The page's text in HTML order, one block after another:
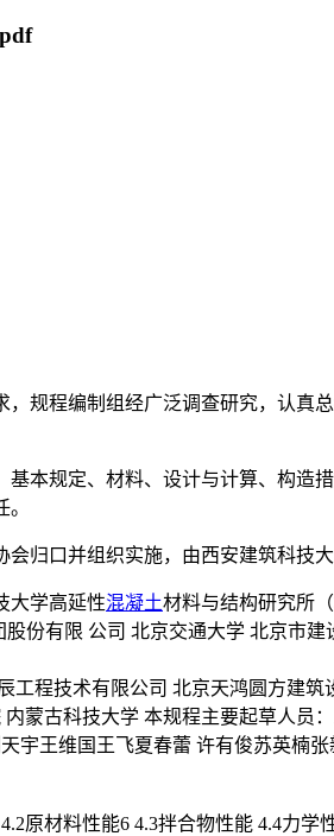
规程编制组经广泛调查研究，认
本规定、材料、设计与计算、构造
归口并组织实施，由西安建筑科技
大学高延性混凝土材料与结构研究所
份有限 公司 北京交通大学 北京市
程技术有限公司 北京天鸿圆方建
蒙古科技大学 本规程主要起草人
宇王维国王飞夏春蕾 许有俊苏英楠
原材料性能6 4.3拌合物性能 4.4力